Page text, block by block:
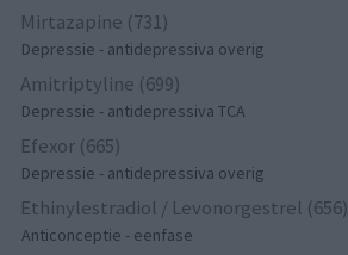
Mirtazapine (731)
Depressie - antidepressiva overig
Amitriptyline (699)
Depressie - antidepressiva TCA
Efexor (665)
Depressie - antidepressiva overig
Ethinylestradiol / Levonorgestrel (656)
Anticonceptie - eenfase